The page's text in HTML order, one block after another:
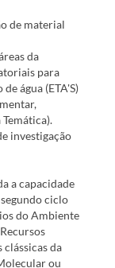
de material
da
para
água (ETA'S)
investigação
a capacidade
ciclo
do Ambiente
clássicas da
ou